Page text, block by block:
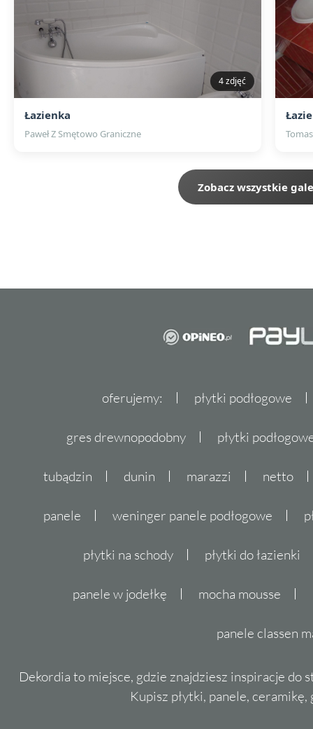
4 zdjęć
Łazienka
Paweł Z Smętowo Graniczne
Zobacz wszystkie
oferujemy: płytki podłogowe
gres drewnopodobny płytki
tubądzin dunin marazzi netto
panele weninger panele podłogowe
płytki na schody płytki do łazienki
panele w jodełkę mocha mousse
panele classen
Dekordia to miejsce, gdzie znajdziesz inspiracje do
Kupisz płytki, panele,